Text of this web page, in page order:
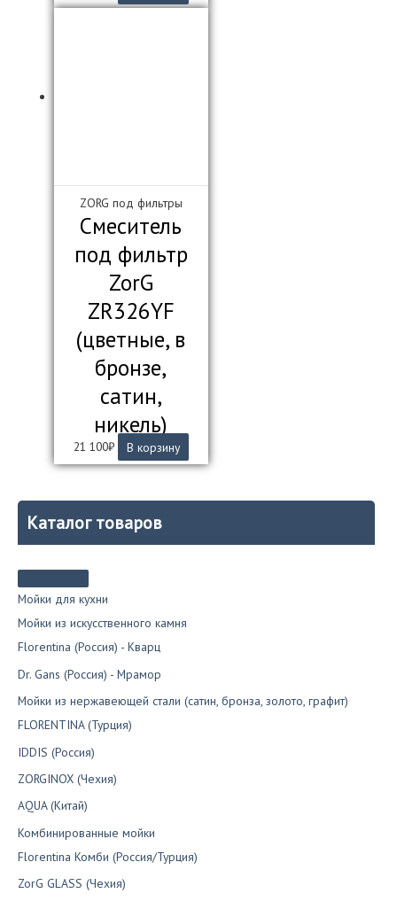
Каталог товаров
Мойки для кухни
Мойки из искусственного камня
Florentina (Россия) - Кварц
Dr. Gans (Россия) - Мрамор
Мойки из нержавеющей стали (сатин, бронза, золото, графит)
FLORENTINA (Турция)
IDDIS (Россия)
ZORGINOX (Чехия)
AQUA (Китай)
Комбинированные мойки
Florentina Комби (Россия/Турция)
ZorG GLASS (Чехия)
ZORG под фильтры
Смеситель
под фильтр
ZorG
ZR326YF
(цветные, в
бронзе,
сатин,
никель)
21 100₽ В корзину